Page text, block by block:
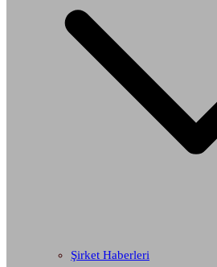
Şirket Haberleri